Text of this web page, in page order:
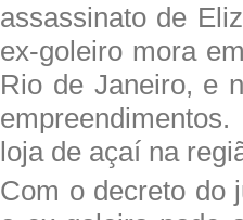
assassinato de
ex-goleiro mora
Rio de Janeiro, e
loja de açaí na
Com o decreto do